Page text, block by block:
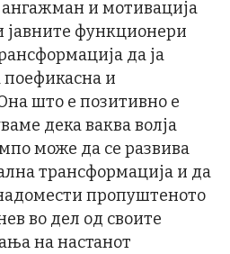
ангажман и мотивација
јавните функционери
да ја
поефикасна и
што е позитивно е
дека ваква волја
може да се развива
трансформација и да
пропуштеното
во дел од своите
на настанот